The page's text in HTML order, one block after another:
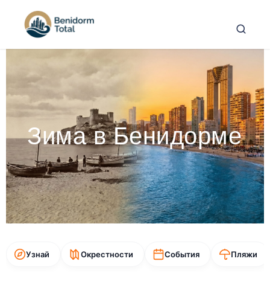
Зима в Бенидорме
Узнай Окрестности События Пляжи